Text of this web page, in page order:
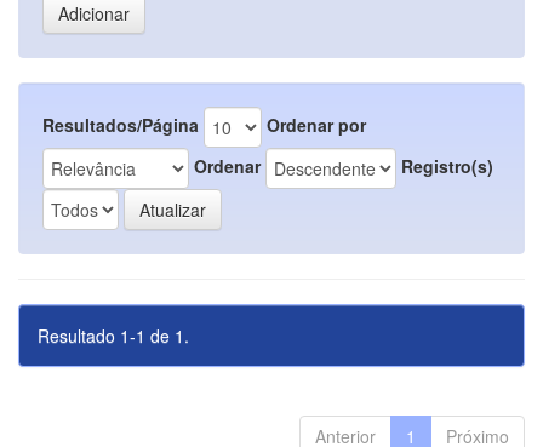
Resultados/Página
Ordenar por
Ordenar
Registro(s)
Resultado 1-1 de 1.
Anterior 1 Próximo